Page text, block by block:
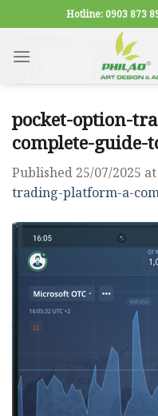
to
content
Hotline: 0903 873
pocket-option-
complete-guide-
Published 25/07/2025 at
trading-platform-a-